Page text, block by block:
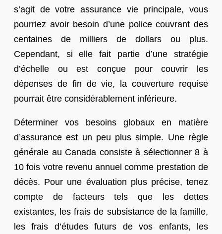
s’agit de votre assurance vie principale, vous
pourriez avoir besoin d’une police couvrant des
centaines de milliers de dollars ou plus.
Cependant, si elle fait partie d’une stratégie
d’échelle ou est conçue pour couvrir les
dépenses de fin de vie, la couverture requise
pourrait être considérablement inférieure.
Déterminer vos besoins globaux en matière
d’assurance est un peu plus simple. Une règle
générale au Canada consiste à sélectionner 8 à
10 fois votre revenu annuel comme prestation de
décès. Pour une évaluation plus précise, tenez
compte de facteurs tels que les dettes
existantes, les frais de subsistance de la famille,
les frais d’études futurs de vos enfants, les